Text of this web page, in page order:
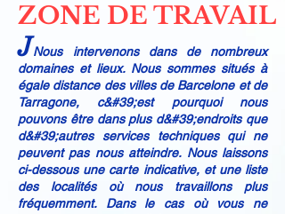
ZONE DE TRAVAIL
JNous intervenons dans de nombreux
domaines et lieux. Nous sommes situés à
égale distance des villes de Barcelone et de
Tarragone, c&#39;est pourquoi nous
pouvons être dans plus d&#39;endroits que
d&#39;autres services techniques qui ne
peuvent pas nous atteindre. Nous laissons
ci-dessous une carte indicative, et une liste
des localités où nous travaillons plus
fréquemment. Dans le cas où vous ne